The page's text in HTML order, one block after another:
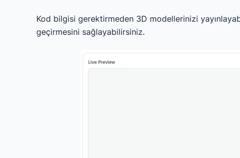
Kod bilgisi gerektirmeden 3D modellerinizi
geçirmesini sağlayabilirsiniz.